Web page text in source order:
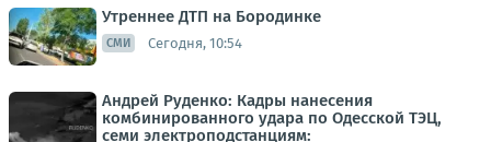
Утреннее ДТП на Бородинке
СМИ Сегодня, 10:54
Андрей Руденко: Кадры нанесения
комбинированного удара по Одесской ТЭЦ,
семи электроподстанциям: